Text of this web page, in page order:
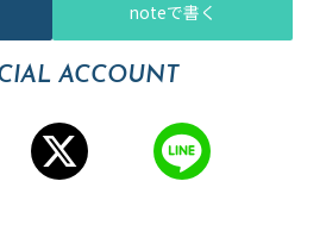
noteで書く
ACCOUNT